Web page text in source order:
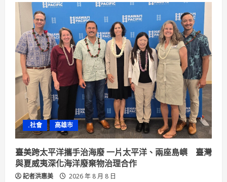
.社會 高雄市
臺美跨太平洋攜手治海廢 一片太平洋、兩座島嶼 臺灣
與夏威夷深化海洋廢棄物治理合作
記者洪惠美 2026 年 8 月 8 日